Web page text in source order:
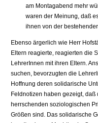
am Montagabend mehr
waren der Meinung, daß
ihnen von der
Ebenso ärgerlich wie Herr
Eltern reagierte, reagierten die
LehrerInnen mit ihren Eltern.
suchen, bevorzugten die
Hoffnung deren solidarische
Feldnotizen haben gezeigt,
herrschenden soziologischen
Größen sind. Das solidarische